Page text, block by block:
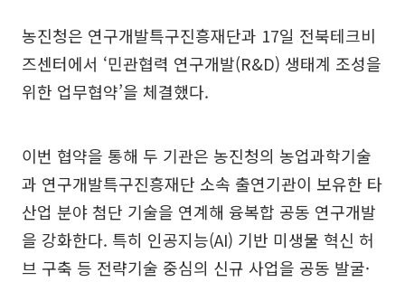
농진청은 연구개발특구진흥재단과 17일 전북테크비
즈센터에서 ‘민관협력 연구개발(R&D) 생태계 조성을
위한 업무협약’을 체결했다.
이번 협약을 통해 두 기관은 농진청의 농업과학기술
과 연구개발특구진흥재단 소속 출연기관이 보유한 타
산업 분야 첨단 기술을 연계해 융복합 공동 연구개발
을 강화한다. 특히 인공지능(AI) 기반 미생물 혁신 허
브 구축 등 전략기술 중심의 신규 사업을 공동 발굴·